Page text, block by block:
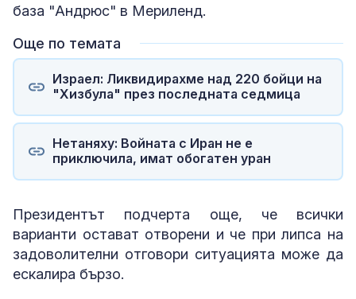
база "Андрюс" в Мериленд.
Още по темата
Израел: Ликвидирахме над 220 бойци на
"Хизбула" през последната седмица
Нетаняху: Войната с Иран не е
приключила, имат обогатен уран
Президентът подчерта още, че всички
варианти остават отворени и че при липса на
задоволителни отговори ситуацията може да
ескалира бързо.